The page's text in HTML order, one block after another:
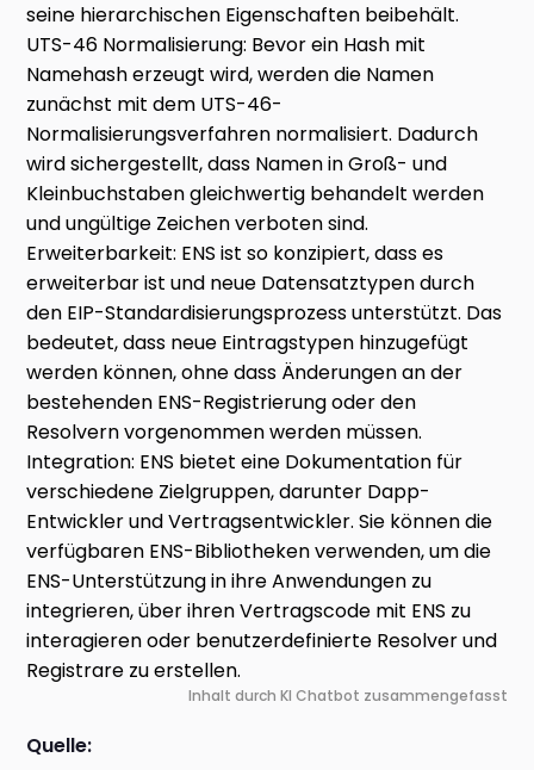
seine hierarchischen Eigenschaften beibehält.
UTS-46 Normalisierung: Bevor ein Hash mit
Namehash erzeugt wird, werden die Namen
zunächst mit dem UTS-46-
Normalisierungsverfahren normalisiert. Dadurch
wird sichergestellt, dass Namen in Groß- und
Kleinbuchstaben gleichwertig behandelt werden
und ungültige Zeichen verboten sind.
Erweiterbarkeit: ENS ist so konzipiert, dass es
erweiterbar ist und neue Datensatztypen durch
den EIP-Standardisierungsprozess unterstützt. Das
bedeutet, dass neue Eintragstypen hinzugefügt
werden können, ohne dass Änderungen an der
bestehenden ENS-Registrierung oder den
Resolvern vorgenommen werden müssen.
Integration: ENS bietet eine Dokumentation für
verschiedene Zielgruppen, darunter Dapp-
Entwickler und Vertragsentwickler. Sie können die
verfügbaren ENS-Bibliotheken verwenden, um die
ENS-Unterstützung in ihre Anwendungen zu
integrieren, über ihren Vertragscode mit ENS zu
interagieren oder benutzerdefinierte Resolver und
Registrare zu erstellen.
Inhalt durch KI Chatbot zusammengefasst
Quelle: